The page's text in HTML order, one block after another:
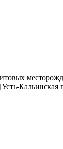
Кальинская